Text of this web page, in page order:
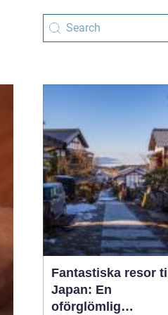
Fantastiska resor till
Japan: En
oförglömlig